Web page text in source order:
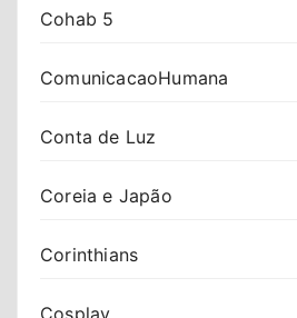
Cohab 5
ComunicacaoHumana
Conta de Luz
Coreia e Japão
Corinthians
Cosplay